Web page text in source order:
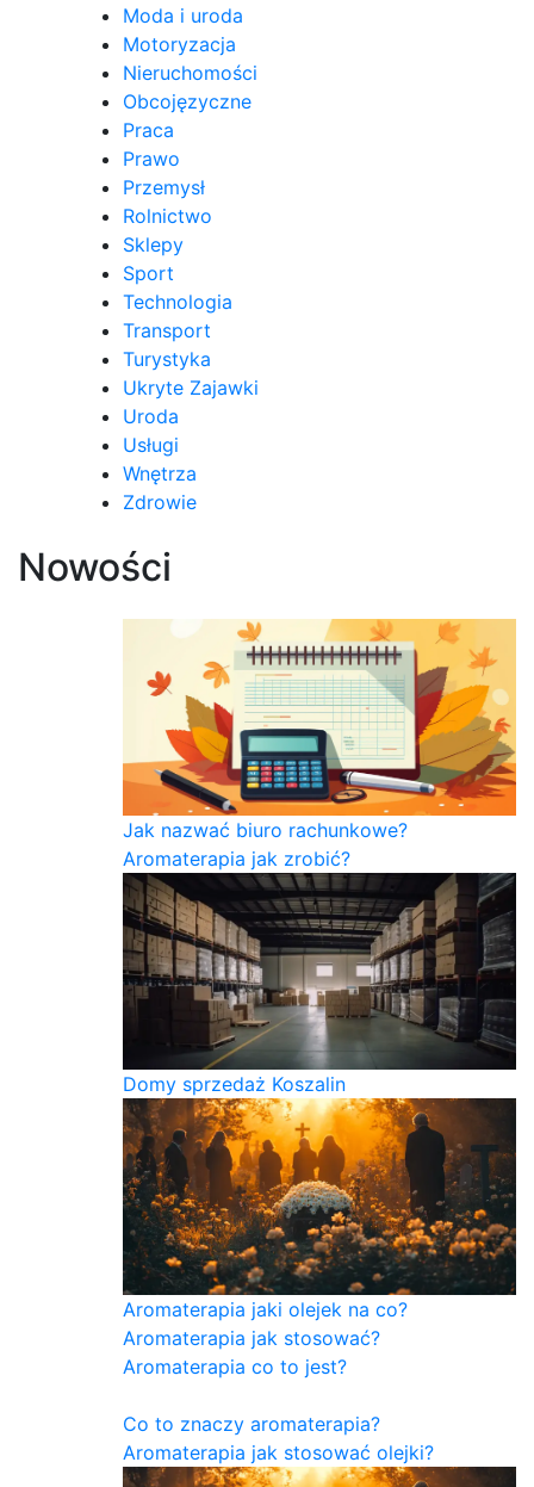
Moda i uroda
Motoryzacja
Nieruchomości
Obcojęzyczne
Praca
Prawo
Przemysł
Rolnictwo
Sklepy
Sport
Technologia
Transport
Turystyka
Ukryte Zajawki
Uroda
Usługi
Wnętrza
Zdrowie
Nowości
Jak nazwać biuro rachunkowe?
Aromaterapia jak zrobić?
Domy sprzedaż Koszalin
Aromaterapia jaki olejek na co?
Aromaterapia jak stosować?
Aromaterapia co to jest?
Co to znaczy aromaterapia?
Aromaterapia jak stosować olejki?